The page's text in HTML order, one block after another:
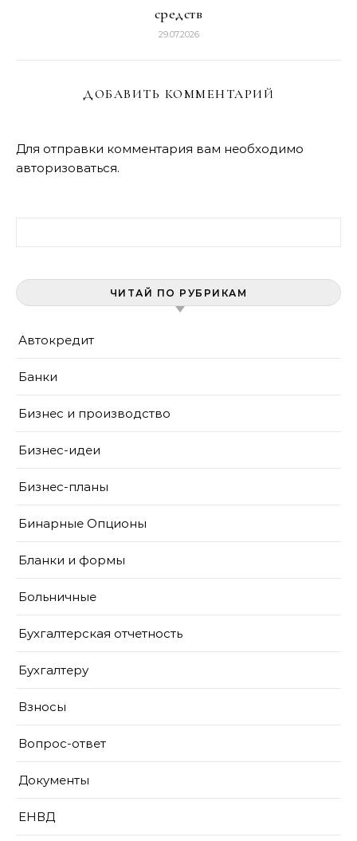
средств
29.07.2026
ДОБАВИТЬ КОММЕНТАРИЙ
Для отправки комментария вам необходимо
авторизоваться.
ЧИТАЙ ПО РУБРИКАМ
Автокредит
Банки
Бизнес и производство
Бизнес-идеи
Бизнес-планы
Бинарные Опционы
Бланки и формы
Больничные
Бухгалтерская отчетность
Бухгалтеру
Взносы
Вопрос-ответ
Документы
ЕНВД